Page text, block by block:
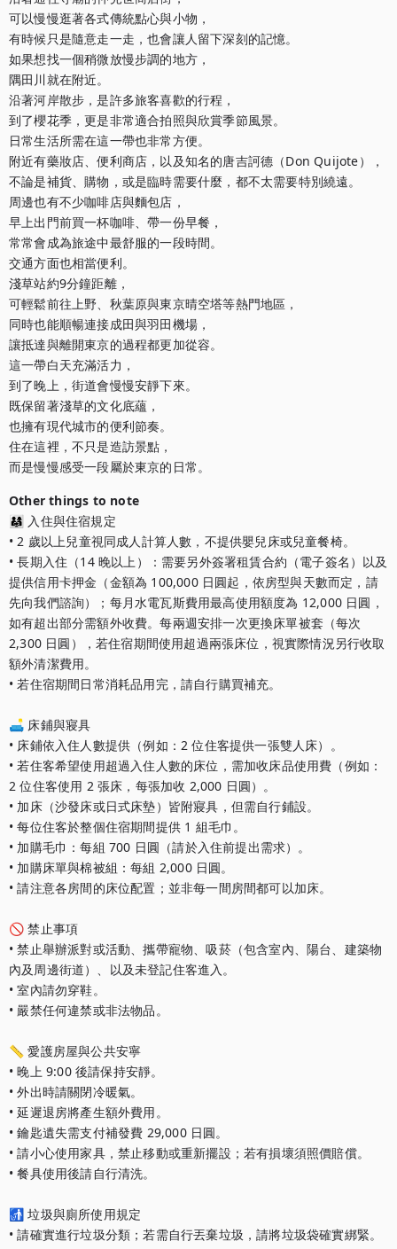
可以慢慢逛著各式傳統點心與小物，
有時候只是隨意走一走，也會讓人留下深刻的記憶。
如果想找一個稍微放慢步調的地方，
隅田川就在附近。
沿著河岸散步，是許多旅客喜歡的行程，
到了櫻花季，更是非常適合拍照與欣賞季節風景。
日常生活所需在這一帶也非常方便。
附近有藥妝店、便利商店，以及知名的唐吉訶德（Don Quijote），
不論是補貨、購物，或是臨時需要什麼，都不太需要特別繞遠。
周邊也有不少咖啡店與麵包店，
早上出門前買一杯咖啡、帶一份早餐，
常常會成為旅途中最舒服的一段時間。
交通方面也相當便利。
淺草站約9分鐘距離，
可輕鬆前往上野、秋葉原與東京晴空塔等熱門地區，
同時也能順暢連接成田與羽田機場，
讓抵達與離開東京的過程都更加從容。
這一帶白天充滿活力，
到了晚上，街道會慢慢安靜下來。
既保留著淺草的文化底蘊，
也擁有現代城市的便利節奏。
住在這裡，不只是造訪景點，
而是慢慢感受一段屬於東京的日常。
Other things to note
👨‍👩‍👧 入住與住宿規定
• 2 歲以上兒童視同成人計算人數，不提供嬰兒床或兒童餐椅。
• 長期入住（14 晚以上）：需要另外簽署租賃合約（電子簽名）以及
提供信用卡押金（金額為 100,000 日圓起，依房型與天數而定，請
先向我們諮詢）；每月水電瓦斯費用最高使用額度為 12,000 日圓，
如有超出部分需額外收費。每兩週安排一次更換床單被套（每次
2,300 日圓），若住宿期間使用超過兩張床位，視實際情況另行收取
額外清潔費用。
• 若住宿期間日常消耗品用完，請自行購買補充。
🛋️ 床鋪與寢具
• 床鋪依入住人數提供（例如：2 位住客提供一張雙人床）。
• 若住客希望使用超過入住人數的床位，需加收床品使用費（例如：
2 位住客使用 2 張床，每張加收 2,000 日圓）。
• 加床（沙發床或日式床墊）皆附寢具，但需自行鋪設。
• 每位住客於整個住宿期間提供 1 組毛巾。
• 加購毛巾：每組 700 日圓（請於入住前提出需求）。
• 加購床單與棉被組：每組 2,000 日圓。
• 請注意各房間的床位配置；並非每一間房間都可以加床。
🚫 禁止事項
• 禁止舉辦派對或活動、攜帶寵物、吸菸（包含室內、陽台、建築物
內及周邊街道）、以及未登記住客進入。
• 室內請勿穿鞋。
• 嚴禁任何違禁或非法物品。
📏 愛護房屋與公共安寧
• 晚上 9:00 後請保持安靜。
• 外出時請關閉冷暖氣。
• 延遲退房將產生額外費用。
• 鑰匙遺失需支付補發費 29,000 日圓。
• 請小心使用家具，禁止移動或重新擺設；若有損壞須照價賠償。
• 餐具使用後請自行清洗。
🚮 垃圾與廁所使用規定
• 請確實進行垃圾分類；若需自行丟棄垃圾，請將垃圾袋確實綁緊。